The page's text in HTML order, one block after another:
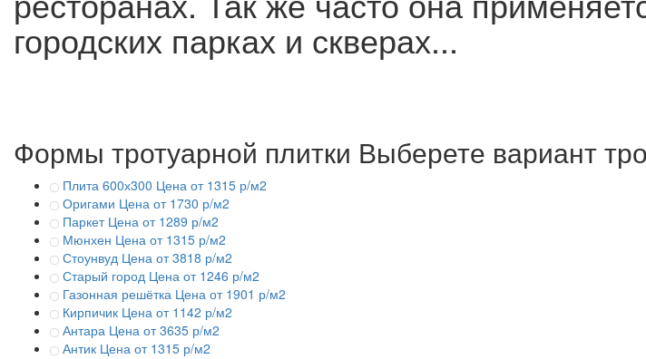
городских парках и скверах...
Формы тротуарной плитки Выберете вариант
Плита 600х300 Цена от 1315 р/м2
Оригами Цена от 1730 р/м2
Паркет Цена от 1289 р/м2
Мюнхен Цена от 1315 р/м2
Стоунвуд Цена от 3818 р/м2
Старый город Цена от 1246 р/м2
Газонная решётка Цена от 1901 р/м2
Кирпичик Цена от 1142 р/м2
Антара Цена от 3635 р/м2
Антик Цена от 1315 р/м2